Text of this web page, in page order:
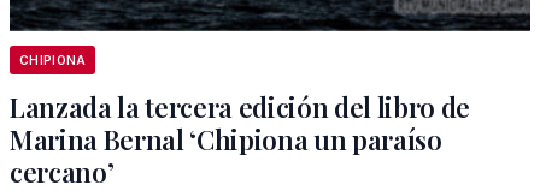
CHIPIONA
Lanzada la tercera edición del libro de
Marina Bernal ‘Chipiona un paraíso
cercano’